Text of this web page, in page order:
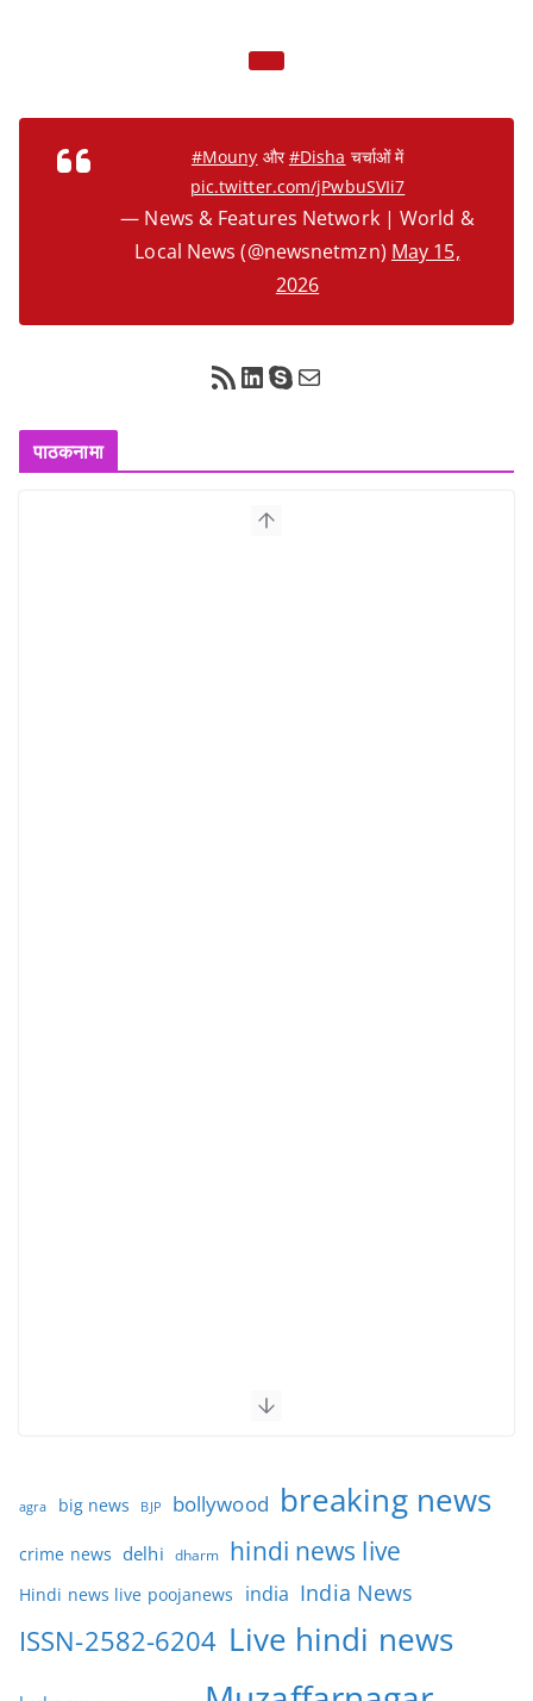
#Mouny और#Disha चर्चाओं में
pic.twitter.com/jPwbuSVIi7
— News & Features Network | World &
Local News (@newsnetmzn) May 15,
2026
RSS Feed LinkedIn Skype Mail
पाठकनामा
agra big news BJP bollywood breaking news
crime news delhi dharm hindi news live
Hindi news live poojanews india India News
ISSN-2582-6204 Live hindi news